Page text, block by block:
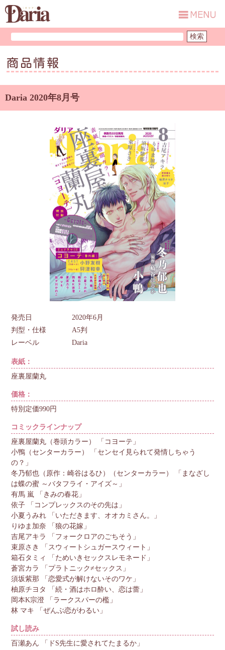
商品情報
Daria 2020年8月号
発売日
2020年6月
判型・仕様
A5判
レーベル
Daria
表紙：
座裏屋蘭丸
価格：
特別定価990円
コミックラインナップ
座裏屋蘭丸（巻頭カラー） 「コヨーテ」
小鴨（センターカラー） 「センセイ見られて発情しちゃう
の？」
冬乃郁也（原作：崎谷はるひ）（センターカラー） 「まなざし
は蝶の蜜 ～バタフライ・アイズ～」
有馬 嵐 「きみの春花」
依子 「コンプレックスのその先は」
小夏うみれ 「いただきます、オオカミさん。」
りゆま加奈 「狼の花嫁」
吉尾アキラ 「フォークロアのごちそう」
束原さき 「スウィートシュガースウィート」
箱石タミィ 「ためいきセックスレモネード」
蒼宮カラ 「プラトニック≠セックス」
須坂紫那 「恋愛式が解けないそのワケ」
柚原チヨタ 「続・酒はホロ酔い、恋は蕾」
岡本K宗澄 「ラークスパーの檻」
林 マキ 「ぜんぶ恋がわるい」
試し読み
百瀬あん 「ドS先生に愛されてたまるか」